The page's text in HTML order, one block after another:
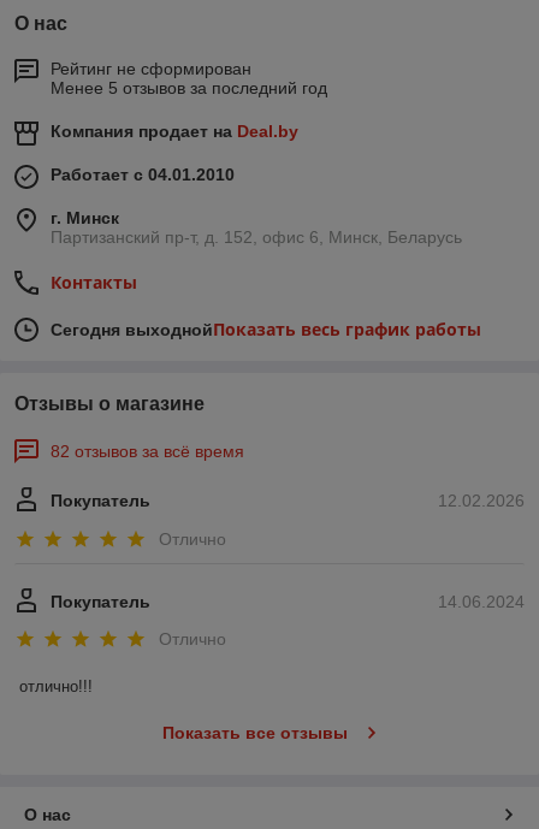
О нас
Рейтинг не сформирован
Менее 5 отзывов за последний год
Компания продает на Deal.by
Работает с 04.01.2010
г. Минск
Партизанский пр-т, д. 152, офис 6, Минск, Беларусь
Контакты
Сегодня выходнойПоказать весь график работы
Отзывы о магазине
82 отзывов за всё время
12.02.2026
Покупатель
Отлично
14.06.2024
Покупатель
Отлично
отлично!!!
Показать все отзывы
О нас